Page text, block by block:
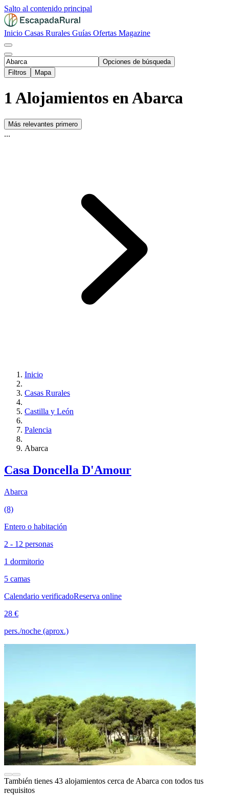
Salto al contenido principal
Inicio Casas Rurales Guías Ofertas Magazine
Opciones de búsqueda
Filtros
Mapa
1 Alojamientos en Abarca
Más relevantes primero
...
Inicio
Casas Rurales
Castilla y León
Palencia
Abarca
Casa Doncella D'Amour
Abarca
(8)
Entero o habitación
2 - 12 personas
1 dormitorio
5 camas
Calendario verificadoReserva online
28 €
pers./noche (aprox.)
También tienes 43 alojamientos cerca de Abarca con todos tus
requisitos